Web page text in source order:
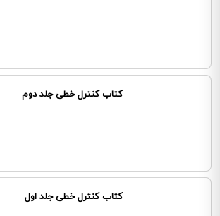
کتاب کنترل خطی جلد دوم
کتاب کنترل خطی جلد اول